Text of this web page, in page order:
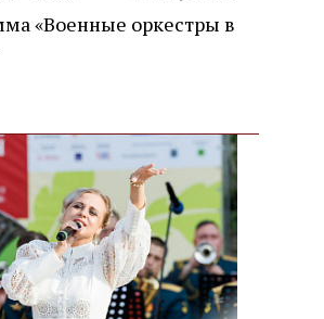
«Военные оркестры в